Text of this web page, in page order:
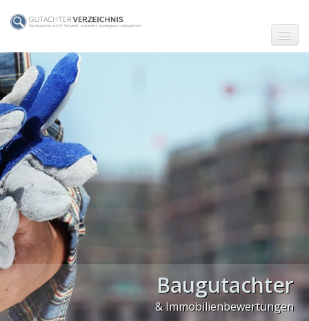
☗ Start
Gutachter in Berlin
Kfz-Sachverständige Berlin
Baugutachter Berlin
Gutachter in Frankfurt (Main)
Gutachter in Hamburg
Gutachter in Köln
Gutachter in München
Gutachter in Stuttgart
PLZ Gebiet 0
Baugutachter
& Immobilienbewertungen